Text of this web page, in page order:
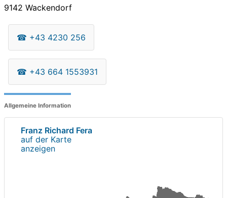
9142 Wackendorf
☎ +43 4230 256
☎ +43 664 1553931
Allgemeine Information
Franz Richard Fera
auf der Karte
anzeigen